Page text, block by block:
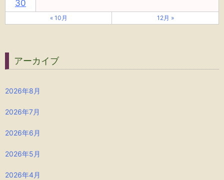
30
« 10月 12月 »
アーカイブ
2026年8月
2026年7月
2026年6月
2026年5月
2026年4月